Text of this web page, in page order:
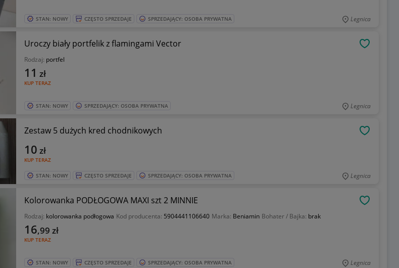
STAN: NOWY CZĘSTO SPRZEDAJE SPRZEDAJĄCY: OSOBA PRYWATNA Legnica
Uroczy biały portfelik z flamingami Vector
Rodzaj: portfel
KUP TERAZ
11 zł
STAN: NOWY SPRZEDAJĄCY: OSOBA PRYWATNA Legnica
Zestaw 5 dużych kred chodnikowych
KUP TERAZ
10 zł
STAN: NOWY CZĘSTO SPRZEDAJE SPRZEDAJĄCY: OSOBA PRYWATNA Legnica
Kolorowanka PODŁOGOWA MAXI szt 2 MINNIE
Rodzaj: kolorowanka podłogowa Kod producenta: 5904441106640 Marka: Beniamin Bohater / Bajka: brak
KUP TERAZ
16,99 zł
STAN: NOWY CZĘSTO SPRZEDAJE SPRZEDAJĄCY: OSOBA PRYWATNA Legnica